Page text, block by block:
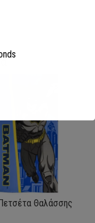
Θαλάσσης